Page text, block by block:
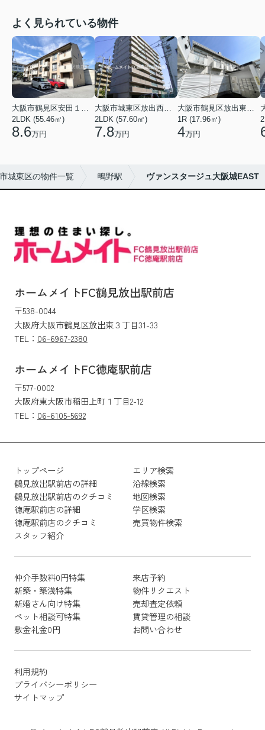
よく見られている物件
大阪市鶴見区安田１丁目
2LDK (55.46㎡)
8.6万円
大阪市城東区放出西２丁目
2LDK (57.60㎡)
7.8万円
大阪市鶴見区放出東３丁目
1R (17.96㎡)
4万円
城東区の物件一覧 鴫野駅 ヴァンスタージュ大阪城EAST
ホームメイトFC鶴見放出駅前店
〒538-0044
大阪府大阪市鶴見区放出東３丁目31-33
TEL： 06-6967-2380
ホームメイトFC徳庵駅前店
〒577-0002
大阪府東大阪市稲田上町１丁目2-12
TEL： 06-6105-5692
トップページ
エリア検索
鶴見放出駅前店の詳細
沿線検索
鶴見放出駅前店のクチコミ
地図検索
徳庵駅前店の詳細
学区検索
徳庵駅前店のクチコミ
売買物件検索
スタッフ紹介
仲介手数料0円特集
来店予約
新築・築浅特集
物件リクエスト
新婚さん向け特集
売却査定依頼
ペット相談可特集
賃貸管理の相談
敷金礼金0円
お問い合わせ
利用規約
プライバシーポリシー
サイトマップ